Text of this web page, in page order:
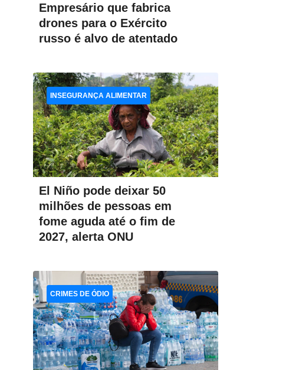
Empresário que fabrica
drones para o Exército
russo é alvo de atentado
El Niño pode deixar 50
milhões de pessoas em
fome aguda até o fim de
2027, alerta ONU
INSEGURANÇA ALIMENTAR
CRIMES DE ÓDIO